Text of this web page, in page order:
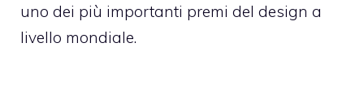
uno dei più importanti premi del design a
livello mondiale.